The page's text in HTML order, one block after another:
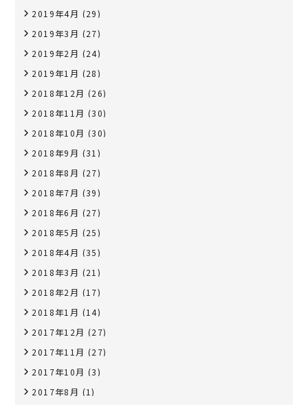
2019年4月 (29)
2019年3月 (27)
2019年2月 (24)
2019年1月 (28)
2018年12月 (26)
2018年11月 (30)
2018年10月 (30)
2018年9月 (31)
2018年8月 (27)
2018年7月 (39)
2018年6月 (27)
2018年5月 (25)
2018年4月 (35)
2018年3月 (21)
2018年2月 (17)
2018年1月 (14)
2017年12月 (27)
2017年11月 (27)
2017年10月 (3)
2017年8月 (1)